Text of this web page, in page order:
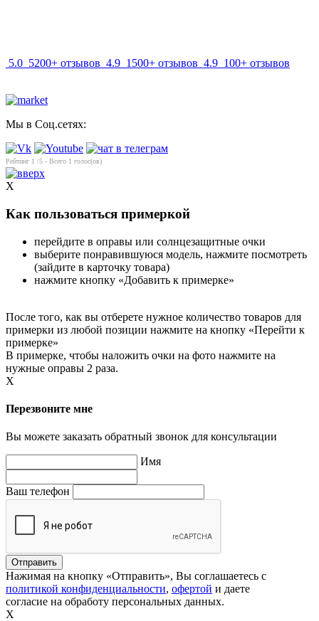
5.0 5200+ отзывов 4.9 1500+ отзывов 4.9 100+ отзывов
Мы в Соц.сетях:
Рейтинг 1 /5 - Всего 1 голос(ов)
X
Как пользоваться примеркой
перейдите в оправы или солнцезащитные очки
выберите понравившуюся модель, нажмите посмотреть
(зайдите в карточку товара)
нажмите кнопку «Добавить к примерке»
После того, как вы отберете нужное количество товаров для
примерки из любой позиции нажмите на кнопку «Перейти к
примерке»
В примерке, чтобы наложить очки на фото нажмите на
нужные оправы 2 раза.
X
Перезвоните мне
Вы можете заказать обратный звонок для консультации
Имя
Ваш телефон
Нажимая на кнопку «Отправить», Вы соглашаетесь с
политикой конфиденциальности, офертой и даете
согласие на обработу персональных данных.
X